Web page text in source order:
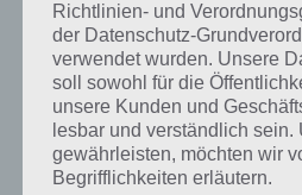
Gerät zu installieren – jedoch habt ihr
tollen iPod in eurem iPad und iPhone
Internetradio: TuneIn
Diese wichtige und vorallem sinnvolle
verpassen und solltest sie auf deinem
Richtlinien- und
der Datenschutz-
verwendet wurden. Unsere
soll sowohl für die
unsere Kunden und
lesbar und verständlich sein.
gewährleisten, möchten wir
Begrifflichkeiten erläutern.